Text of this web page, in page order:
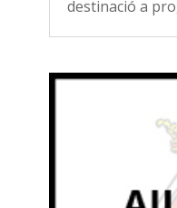
destinació a